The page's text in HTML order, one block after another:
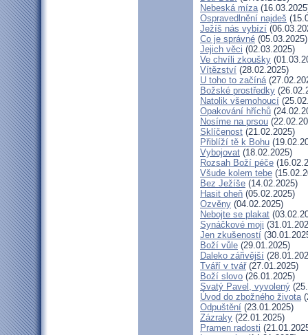
Nebeská míza
Ospravedlnění najdeš
Ježíš nás vybízí
Co je správné (05.03.2025)
Jejich věci (02.03.2025)
Ve chvíli zkoušky
Vítězství (28.02.2025)
U toho to začíná
Božské prostředky
Natolik všemohoucí
Opakování hříchů
Nosíme na prsou
Sklíčenost (21.02.2025)
Přiblíží tě k Bohu
Vybojovat (18.02.2025)
Rozsah Boží péče
Všude kolem tebe
Bez Ježíše (14.02.2025)
Hasit oheň (05.02.2025)
Ozvěny (04.02.2025)
Nebojte se plakat
Synáčkové moji
Jen zkušeností
Boží vůle (29.01.2025)
Daleko zářivější
Tváří v tvář(27.01.2025)
Boží slovo (26.01.2025)
Svatý Pavel, vyvolený
Úvod do zbožného života
Odpuštění (23.01.2025)
Zázraky (22.01.2025)
Pramen radosti